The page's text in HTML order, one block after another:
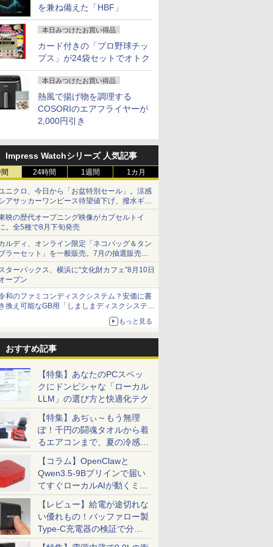
を兼ね備えた「HBF」
本日みつけたお買い得品
カード付きの「プロ野球チッ
プス」が24袋セットでオトク
本日みつけたお買い得品
熱風で揚げ物を調理する
COSORIのエアフライヤーが
2,000円引き
Impress Watchシリーズ 人気記事
24時間 1週間 1カ月
ニクロ、今日から「お盆特別セール」。涼感
アサッカーワンピース待望値下げ、撥水ギア
ョーツは1990円に
映の歴代オープニング映像がカプセルトイ
。全5種で8月下旬発売
ルディ、オンライン限定「ネコバッグ＆タン
ラーセット」を一般販売。7月の抽選販売の
選無効分
ターバックス、横浜に“文化財カフェ”8月10日
ープン
和のファミコンディスクシステム？安価に書
換え可能なGB用「しましまディスクシステ
もっと見る
おすすめ記事
【特集】あなたのPCスペッ
クにドンピシャな「ローカル
LLM」の選び方と快適化テク
【特集】あぢぃ～もう無理
ぽ！千円の闘魂タオルから着
るエアコンまで、夏の冷感グ
ッズ一挙紹介
【コラム】OpenClawと
Qwen3.5-9Bプリインで届い
てすぐローカルAIが動くミニ
PC「SER9 Pro」
【レビュー】給電が途切れな
い優れもの！バッファロー製
Type-C充電器の検証で分か
ったこと